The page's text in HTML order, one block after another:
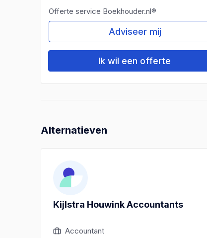
Offerte service Boekhouder.nl®
Adviseer mij
Ik wil een offerte
Alternatieven
Kijlstra Houwink Accountants
Accountant